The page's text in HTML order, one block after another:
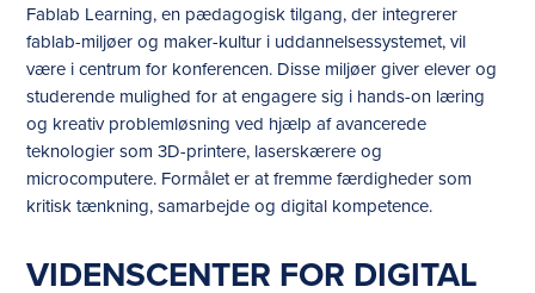
Fablab Learning, en pædagogisk tilgang, der integrerer
fablab-miljøer og maker-kultur i uddannelsessystemet, vil
være i centrum for konferencen. Disse miljøer giver elever og
studerende mulighed for at engagere sig i hands-on læring
og kreativ problemløsning ved hjælp af avancerede
teknologier som 3D-printere, laserskærere og
microcomputere. Formålet er at fremme færdigheder som
kritisk tænkning, samarbejde og digital kompetence.
VIDENSCENTER FOR DIGITAL